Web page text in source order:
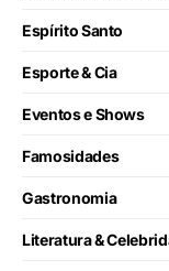
Espírito Santo
Esporte & Cia
Eventos e Shows
Famosidades
Gastronomia
Literatura &